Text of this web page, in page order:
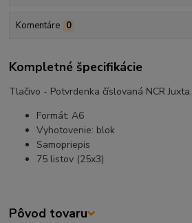
Komentáre 0
Kompletné špecifikácie
Tlačivo - Potvrdenka číslovaná NCR Juxta.
Formát: A6
Vyhotovenie: blok
Samopriepis
75 listov (25x3)
Pôvod tovaru